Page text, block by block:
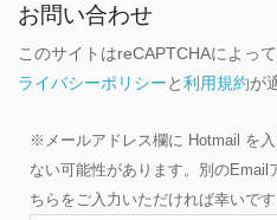
お問い合わせ
このサイトはreCAPTCHAによっ
ライバシーポリシーと利用規約が
※メールアドレス欄に Hotmail を
ない可能性があります。別のEmail
ちらをご入力いただければ幸いです